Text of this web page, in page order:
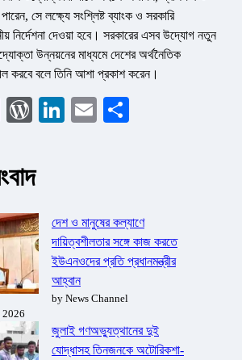
সে লক্ষ্যে সংশ্লিষ্ট ব্যাংক ও সরকারি
নির্দেশনা দেওয়া হবে। সরকারের এসব উদ্যোগ নতুন
উন্নয়নের মাধ্যমে দেশের অর্থনৈতিক
করবে বলে তিনি আশা প্রকাশ করেন।
WhatsApp
WordPress
LinkedIn
Email
দেশ ও মানুষের কল্যাণে
দায়িত্বশীলতার সঙ্গে কাজ করতে
ইউএনওদের প্রতি প্রধানমন্ত্রীর
আহ্বান
by News Channel
2026
জুলাই গণঅভ্যুত্থানের দুই
যোদ্ধাসহ তিনজনকে অটোরিকশা-